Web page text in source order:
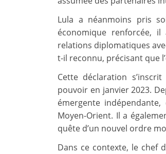
Lula a néanmoins pris
économique renforcée,
relations diplomatiques
t-il reconnu, précisant que
Cette déclaration
pouvoir en janvier 2023.
émergente
Moyen-Orient. Il a
quête d’un nouvel ordre
Dans ce contexte, le chef